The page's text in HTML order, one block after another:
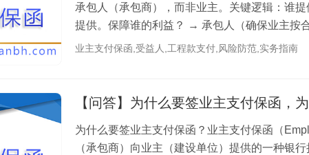
承包人（承包商），而非业主。关键逻辑：谁
提供。保障谁的利益？ → 承包人（确保业主按
业主拖...
业主支付保函,受益人,工程款支付,风险防范,实务指南
【问答】为什么要签业主支付保函，
为什么要签业主支付保函？业主支付保函（
（承包商）向业主（建设单位）提供的一种银